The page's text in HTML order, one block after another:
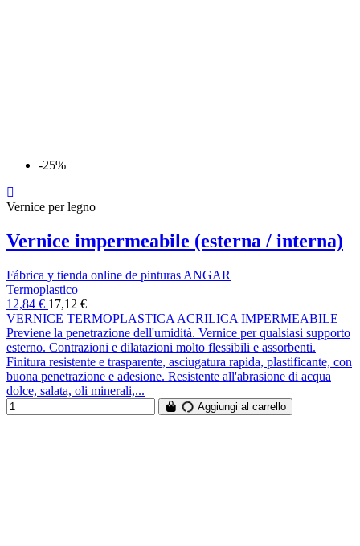
-25%
Vernice per legno
Vernice impermeabile (esterna / interna)
Fábrica y tienda online de pinturas ANGAR
Termoplastico
12,84 € 17,12 €
VERNICE TERMOPLASTICA ACRILICA IMPERMEABILE
Previene la penetrazione dell'umidità. Vernice per qualsiasi supporto
esterno. Contrazioni e dilatazioni molto flessibili e assorbenti.
Finitura resistente e trasparente, asciugatura rapida, plastificante, con
buona penetrazione e adesione. Resistente all'abrasione di acqua
dolce, salata, oli minerali,...
Aggiungi al carrello